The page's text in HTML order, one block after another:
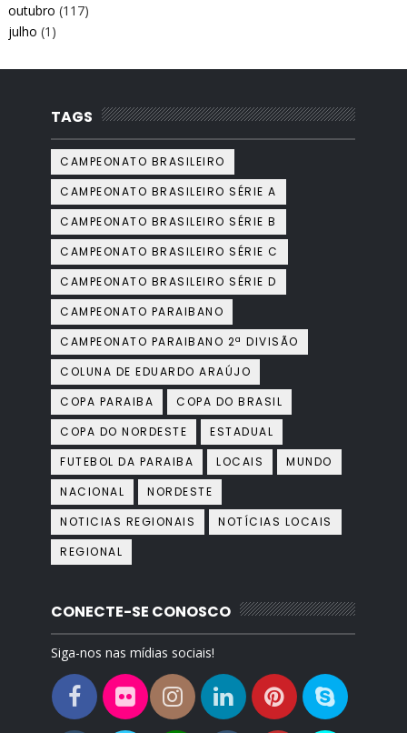
outubro (117)
julho (1)
TAGS
CAMPEONATO BRASILEIRO
CAMPEONATO BRASILEIRO SÉRIE A
CAMPEONATO BRASILEIRO SÉRIE B
CAMPEONATO BRASILEIRO SÉRIE C
CAMPEONATO BRASILEIRO SÉRIE D
CAMPEONATO PARAIBANO
CAMPEONATO PARAIBANO 2ª DIVISÃO
COLUNA DE EDUARDO ARAÚJO
COPA PARAIBA
COPA DO BRASIL
COPA DO NORDESTE
ESTADUAL
FUTEBOL DA PARAIBA
LOCAIS
MUNDO
NACIONAL
NORDESTE
NOTICIAS REGIONAIS
NOTÍCIAS LOCAIS
REGIONAL
CONECTE-SE CONOSCO
Siga-nos nas mídias sociais!